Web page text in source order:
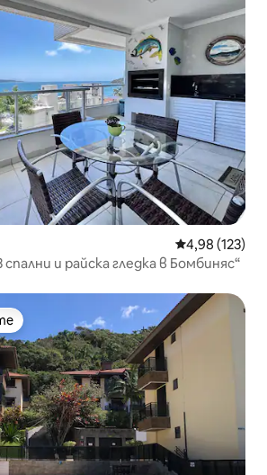
Средна
4,98 (123)
и райска гледка в Бомбиняс“